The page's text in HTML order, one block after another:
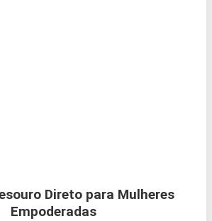
Direto para Mulheres
Empoderadas